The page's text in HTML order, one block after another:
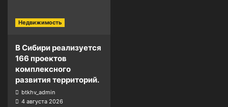
Недвижимость
В Сибири реализуется
166 проектов
комплексного
развития территорий.
btkhv_admin
4 августа 2026